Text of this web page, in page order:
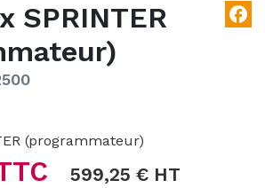
SPRINTER
facebook
(programmateur)
599,25 € HT